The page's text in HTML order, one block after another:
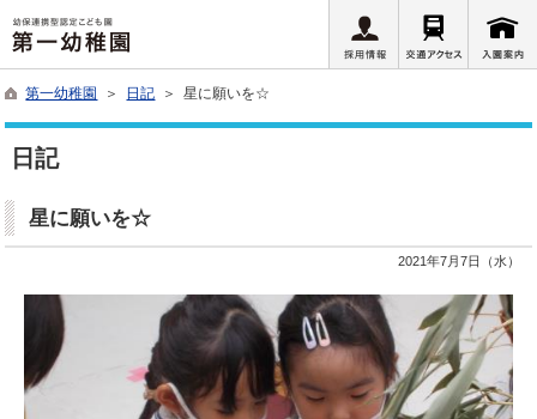
第一幼稚園 ＞ 日記 ＞ 星に願いを☆
日記
星に願いを☆
2021年7月7日（水）